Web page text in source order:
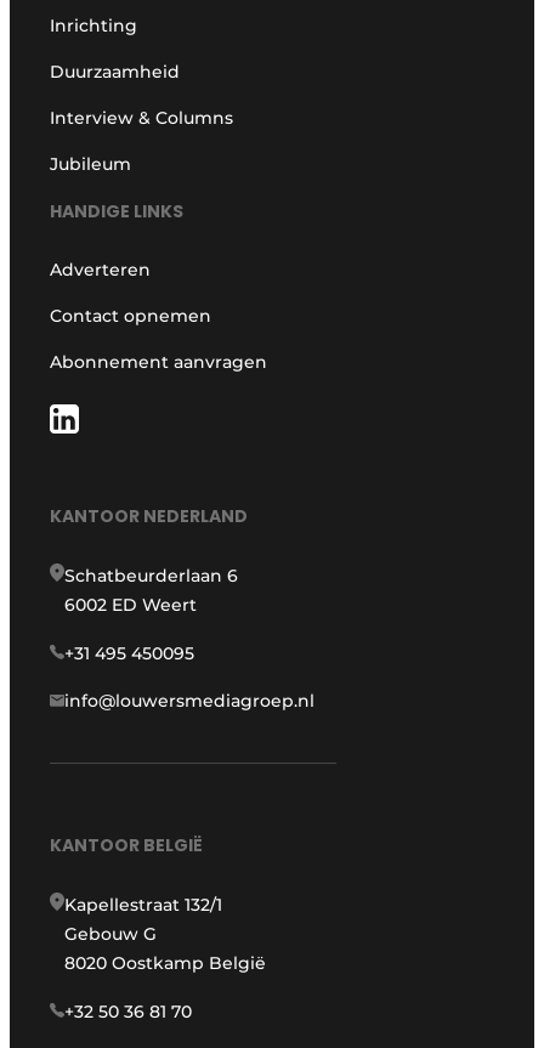
Inrichting
Duurzaamheid
Interview & Columns
Jubileum
HANDIGE LINKS
Adverteren
Contact opnemen
Abonnement aanvragen
KANTOOR NEDERLAND
Schatbeurderlaan 6
6002 ED Weert
+31 495 450095
info@louwersmediagroep.nl
KANTOOR BELGIË
Kapellestraat 132/1
Gebouw G
8020 Oostkamp België
+32 50 36 81 70